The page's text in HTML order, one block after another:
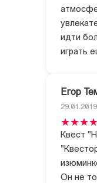
идти
играть
Егор
29.01.2019
Квест
Он не